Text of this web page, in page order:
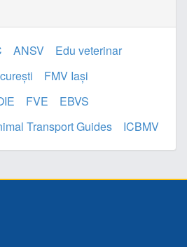
ANSV
Edu veterinar
FMV Iași
FVE
EBVS
Transport Guides ICBMV